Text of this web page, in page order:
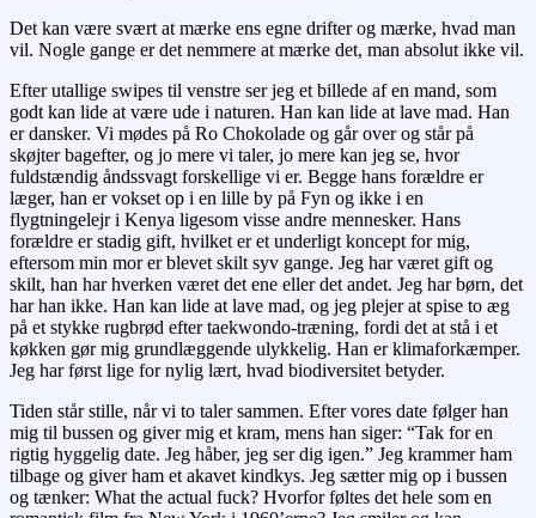
Det kan være svært at mærke ens egne drifter og mærke, hvad man
vil. Nogle gange er det nemmere at mærke det, man absolut ikke vil.
Efter utallige swipes til venstre ser jeg et billede af en mand, som
godt kan lide at være ude i naturen. Han kan lide at lave mad. Han
er dansker. Vi mødes på Ro Chokolade og går over og står på
skøjter bagefter, og jo mere vi taler, jo mere kan jeg se, hvor
fuldstændig åndssvagt forskellige vi er. Begge hans forældre er
læger, han er vokset op i en lille by på Fyn og ikke i en
flygtningelejr i Kenya ligesom visse andre mennesker. Hans
forældre er stadig gift, hvilket er et underligt koncept for mig,
eftersom min mor er blevet skilt syv gange. Jeg har været gift og
skilt, han har hverken været det ene eller det andet. Jeg har børn, det
har han ikke. Han kan lide at lave mad, og jeg plejer at spise to æg
på et stykke rugbrød efter taekwondo-træning, fordi det at stå i et
køkken gør mig grundlæggende ulykkelig. Han er klimaforkæmper.
Jeg har først lige for nylig lært, hvad biodiversitet betyder.
Tiden står stille, når vi to taler sammen. Efter vores date følger han
mig til bussen og giver mig et kram, mens han siger: “Tak for en
rigtig hyggelig date. Jeg håber, jeg ser dig igen.” Jeg krammer ham
tilbage og giver ham et akavet kindkys. Jeg sætter mig op i bussen
og tænker: What the actual fuck? Hvorfor føltes det hele som en